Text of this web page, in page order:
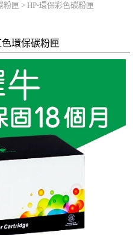
匣 > HP-環保彩色碳粉匣
色環保碳粉匣